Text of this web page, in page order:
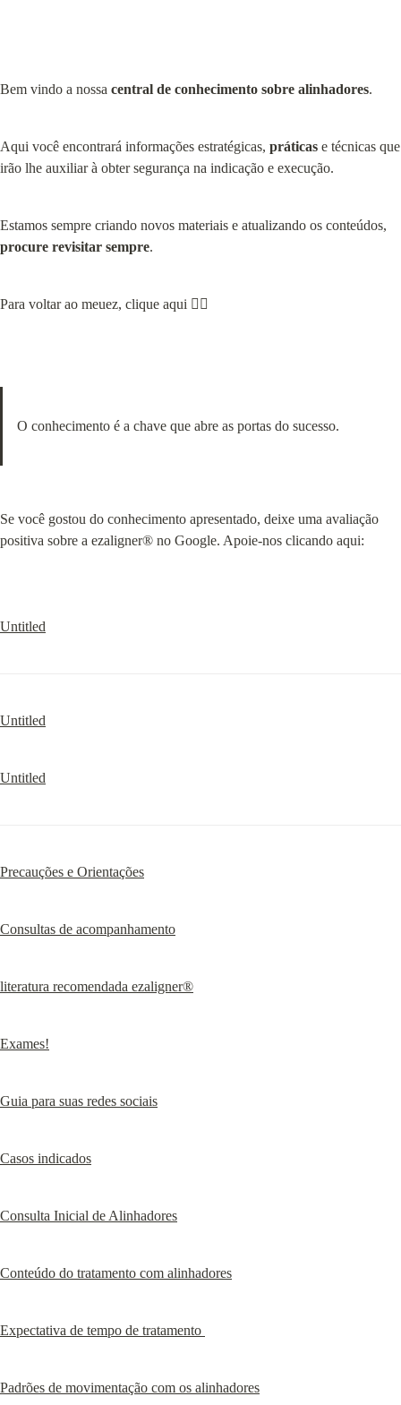
Bem vindo a nossa central de conhecimento sobre alinhadores.
Aqui você encontrará informações estratégicas, práticas e técnicas que
irão lhe auxiliar à obter segurança na indicação e execução.
procure revisitar sempre.
Para voltar ao meuez, clique aqui 👇🏻
O conhecimento é a chave que abre as portas do sucesso.
Se você gostou do conhecimento apresentado, deixe uma avaliação
positiva sobre a ezaligner® no Google. Apoie-nos clicando aqui:
Untitled
Untitled
Untitled
Precauções e Orientações
Consultas de acompanhamento
literatura recomendada ezaligner®
Exames!
Guia para suas redes sociais
Casos indicados
Consulta Inicial de Alinhadores
Conteúdo do tratamento com alinhadores
Expectativa de tempo de tratamento
Padrões de movimentação com os alinhadores